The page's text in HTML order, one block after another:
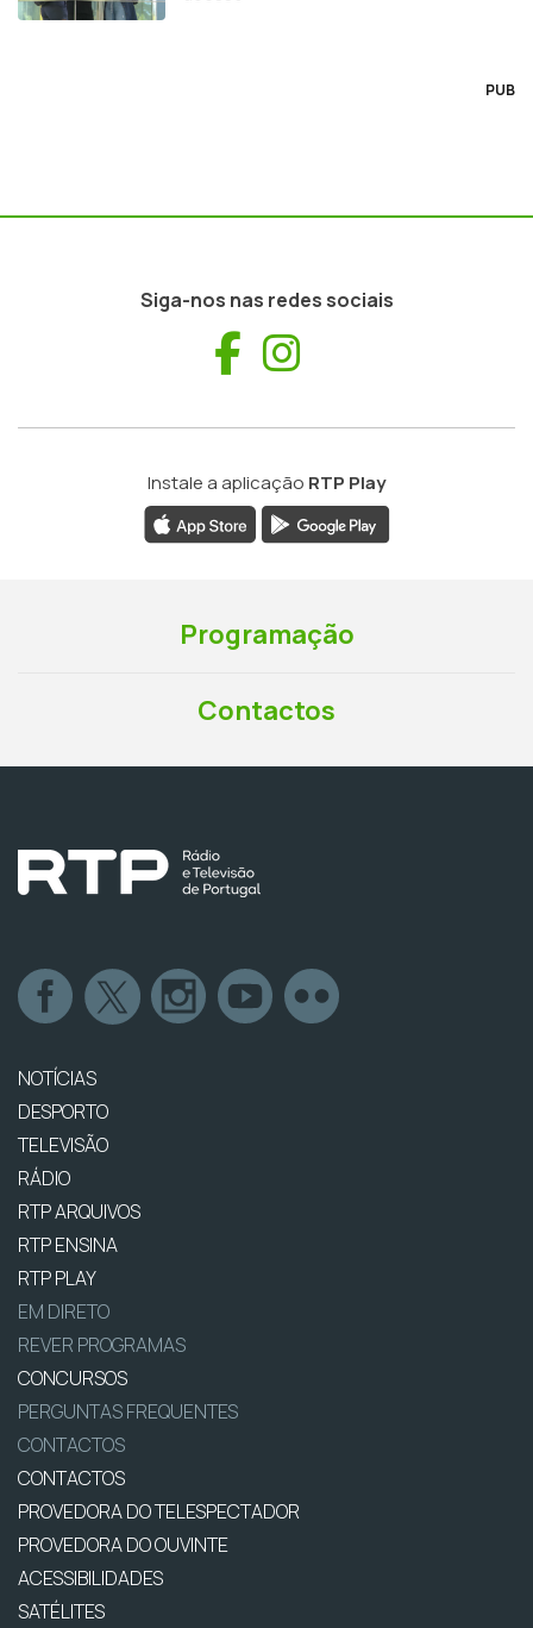
PUB
Siga-nos nas redes sociais
Facebook
Instale a aplicação RTP Play
Programação
Contactos
NOTÍCIAS
DESPORTO
TELEVISÃO
RÁDIO
RTP ARQUIVOS
RTP ENSINA
RTP PLAY
EM DIRETO
REVER PROGRAMAS
CONCURSOS
PERGUNTAS FREQUENTES
CONTACTOS
CONTACTOS
PROVEDORA DO TELESPECTADOR
PROVEDORA DO OUVINTE
ACESSIBILIDADES
SATÉLITES